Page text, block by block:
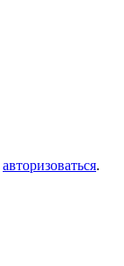
авторизоваться.